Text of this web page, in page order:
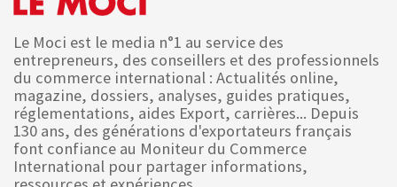
Le Moci est le media n°1 au service des
entrepreneurs, des conseillers et des professionnels
du commerce international : Actualités online,
magazine, dossiers, analyses, guides pratiques,
réglementations, aides Export, carrières... Depuis
130 ans, des générations d'exportateurs français
font confiance au Moniteur du Commerce
International pour partager informations,